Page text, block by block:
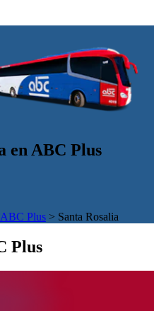
en ABC Plus
ABC Plus > Santa Rosalia
Plus